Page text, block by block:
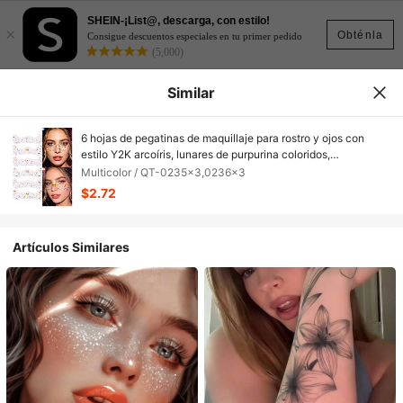
Obténla
×
SHEIN-¡List@, descarga, con estilo!
Consigue descuentos especiales en tu primer pedido
(5,000)
Similar
6 hojas de pegatinas de maquillaje para rostro y ojos con
estilo Y2K arcoíris, lunares de purpurina coloridos,
calcomanías de mariposas arcoíris en miniatura y estrellas
diminutas, resistentes al agua y de larga duración, para
mujeres y niñas, accesorios de tatuajes
Multicolor / QT-0235x3,0236x3
$2.72
Artículos Similares